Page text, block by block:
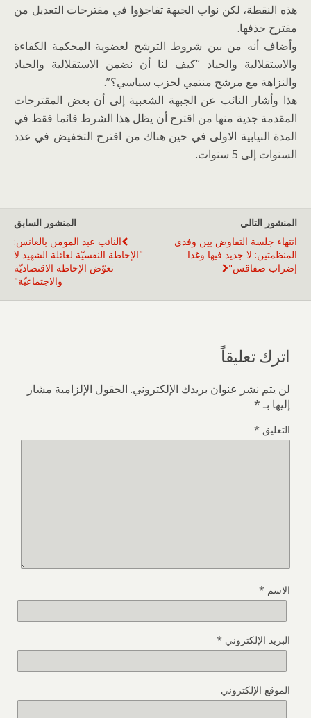
هذه النقطة، لكن نواب الجبهة تفاجؤوا في مقترحات التعديل من
مقترح حذفها.
وأضاف أنه من بين شروط الترشح لعضوية المحكمة الكفاءة
والاستقلالية والحياد “كيف لنا أن نضمن الاستقلالية والحياد
والنزاهة مع مرشح منتمي لحزب سياسي؟”.
هذا وأشار النائب عن الجبهة الشعبية إلى أن بعض المقترحات
المقدمة جدية منها من اقترح أن يظل هذا الشرط قائما فقط في
المدة النيابية الاولى في حين هناك من اقترح التخفيض في عدد
السنوات إلى 5 سنوات.
المنشور السابق
النائب عبد المومن بالعانس:
"الإحاطة النفسيّة لعائلة الشهيد لا
تعوّض الإحاطة الاقتصاديّة
والاجتماعيّة"
المنشور التالي
انتهاء جلسة التفاوض بين وفدي
المنظمتين: لا جديد فيها وغدا
إضراب صفاقس"
اترك تعليقاً
لن يتم نشر عنوان بريدك الإلكتروني. الحقول الإلزامية مشار
إليها بـ*
التعليق *
الاسم *
البريد الإلكتروني *
الموقع الإلكتروني